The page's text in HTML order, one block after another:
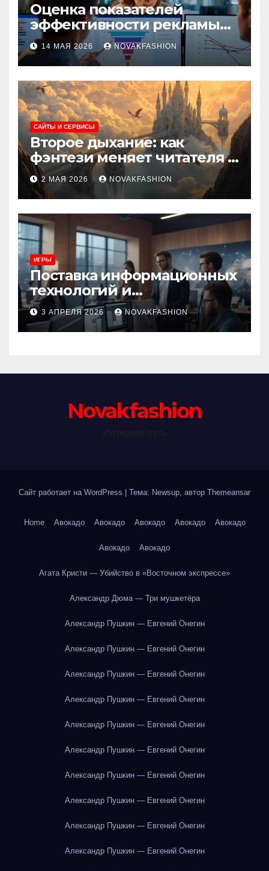
Оценка показателей
эффективности рекламы
при атрибуции
множественных точек
касания
14 МАЯ 2026 NOVAKFASHION
САЙТЫ И СЕРВИСЫ
Второе дыхание: как
фэнтези меняет читателя и
культуру
2 МАЯ 2026 NOVAKFASHION
ИГРЫ
Поставка информационных
технологий и
инновационные решения
3 АПРЕЛЯ 2026 NOVAKFASHION
Novakfashion
Сайт работает на WordPress Тема: Newsup, автор Themeansar
Home Авокадо Авокадо Авокадо Авокадо Авокадо
Авокадо Авокадо
Агата Кристи — Убийство в «Восточном экспрессе»
Александр Дюма — Три мушкетёра
Александр Пушкин — Евгений Онегин
Александр Пушкин — Евгений Онегин
Александр Пушкин — Евгений Онегин
Александр Пушкин — Евгений Онегин
Александр Пушкин — Евгений Онегин
Александр Пушкин — Евгений Онегин
Александр Пушкин — Евгений Онегин
Александр Пушкин — Евгений Онегин
Александр Пушкин — Евгений Онегин
Александр Пушкин — Евгений Онегин